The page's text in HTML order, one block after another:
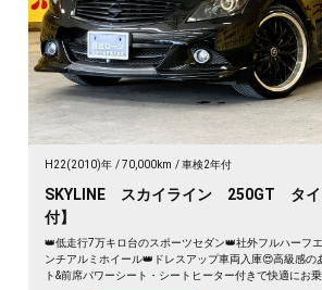
H22(2010)年 70,000km 車検2年付
SKYLINE スカイライン 250GT タイ
付】
👑低走行7万キロ台のスポーツセダン👑社外フルハーフ
ンチアルミホイール👑ドレスアップ車両入庫😍高級感の
ト&前席パワーシート・シートヒーター付きで快適にお